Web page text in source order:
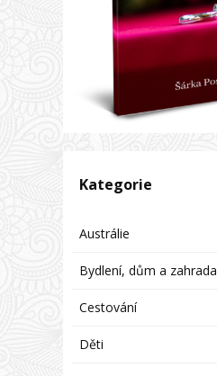
Kategorie
Austrálie
Bydlení, dům a zahrada
Cestování
Děti